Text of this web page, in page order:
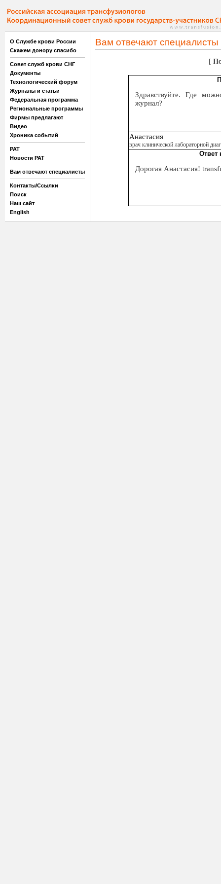
О Службе крови России
Скажем донору спасибо
Совет служб крови СНГ
Документы
Технологический форум
Журналы и статьи
Федеральная программа
Региональные программы
Фирмы предлагают
Видео
Хроника событий
РАТ
Новости РАТ
Вам отвечают специалисты
Контакты/Ссылки
Поиск
Наш сайт
English
Вам отвечают специалисты
[
Здравствуйте. Где
журнал?
Анастасия
врач клинической лабораторной
Ответ
Дорогая Анастасия!